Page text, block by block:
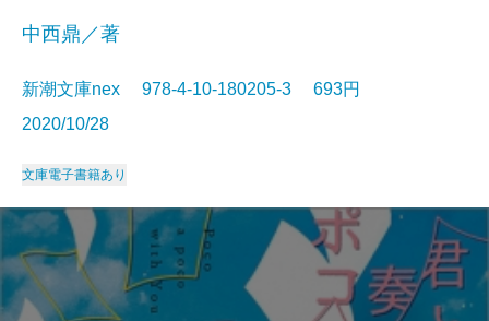
中西鼎／著
新潮文庫nex 978-4-10-180205-3 693円
2020/10/28
文庫電子書籍あり